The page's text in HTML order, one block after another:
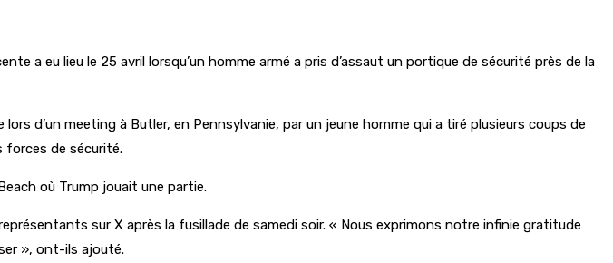
a eu lieu le 25 avril lorsqu’un homme armé a pris d’assaut un portique de sécurité près de la
d’un meeting à Butler, en Pennsylvanie, par un jeune homme qui a tiré plusieurs coups de
forces de sécurité.
où Trump jouait une partie.
sur X après la fusillade de samedi soir. « Nous exprimons notre infinie gratitude
», ont-ils ajouté.